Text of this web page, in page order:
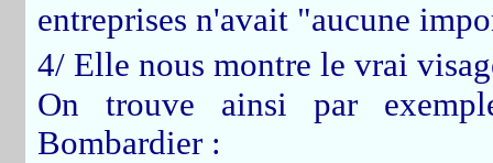
entreprises n'avait "aucune
4/ Elle nous montre le vrai
On trouve ainsi par
Bombardier :